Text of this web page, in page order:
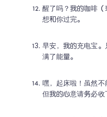
醒了吗？我的咖啡
想和你过完。
早安，我的充电宝
满了能量。
嘿，起床啦！虽然不
但我的心意请务必收